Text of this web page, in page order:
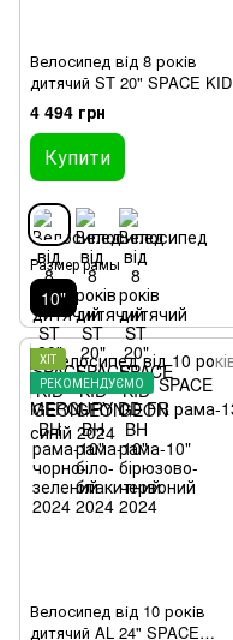
Велосипед від 8 років
дитячий ST 20" SPACE KID
GEON BH рама-10" чорно-
зелений 2024
4 494 грн
Купити
Размер рамы
10"
ХІТ
РЕКОМЕНДУЄМО
Велосипед від 10 років
дитячий AL 24" SPACE